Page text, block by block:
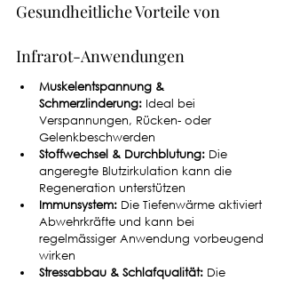
Gesundheitliche Vorteile von
Infrarot-Anwendungen
Muskelentspannung &
Schmerzlinderung: Ideal bei
Verspannungen, Rücken- oder
Gelenkbeschwerden
Stoffwechsel & Durchblutung: Die
angeregte Blutzirkulation kann die
Regeneration unterstützen
Immunsystem: Die Tiefenwärme aktiviert
Abwehrkräfte und kann bei
regelmässiger Anwendung vorbeugend
wirken
Stressabbau & Schlafqualität: Die